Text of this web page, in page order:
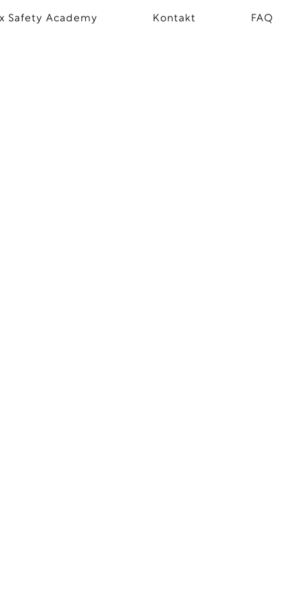
Safety Academy Kontakt FAQ